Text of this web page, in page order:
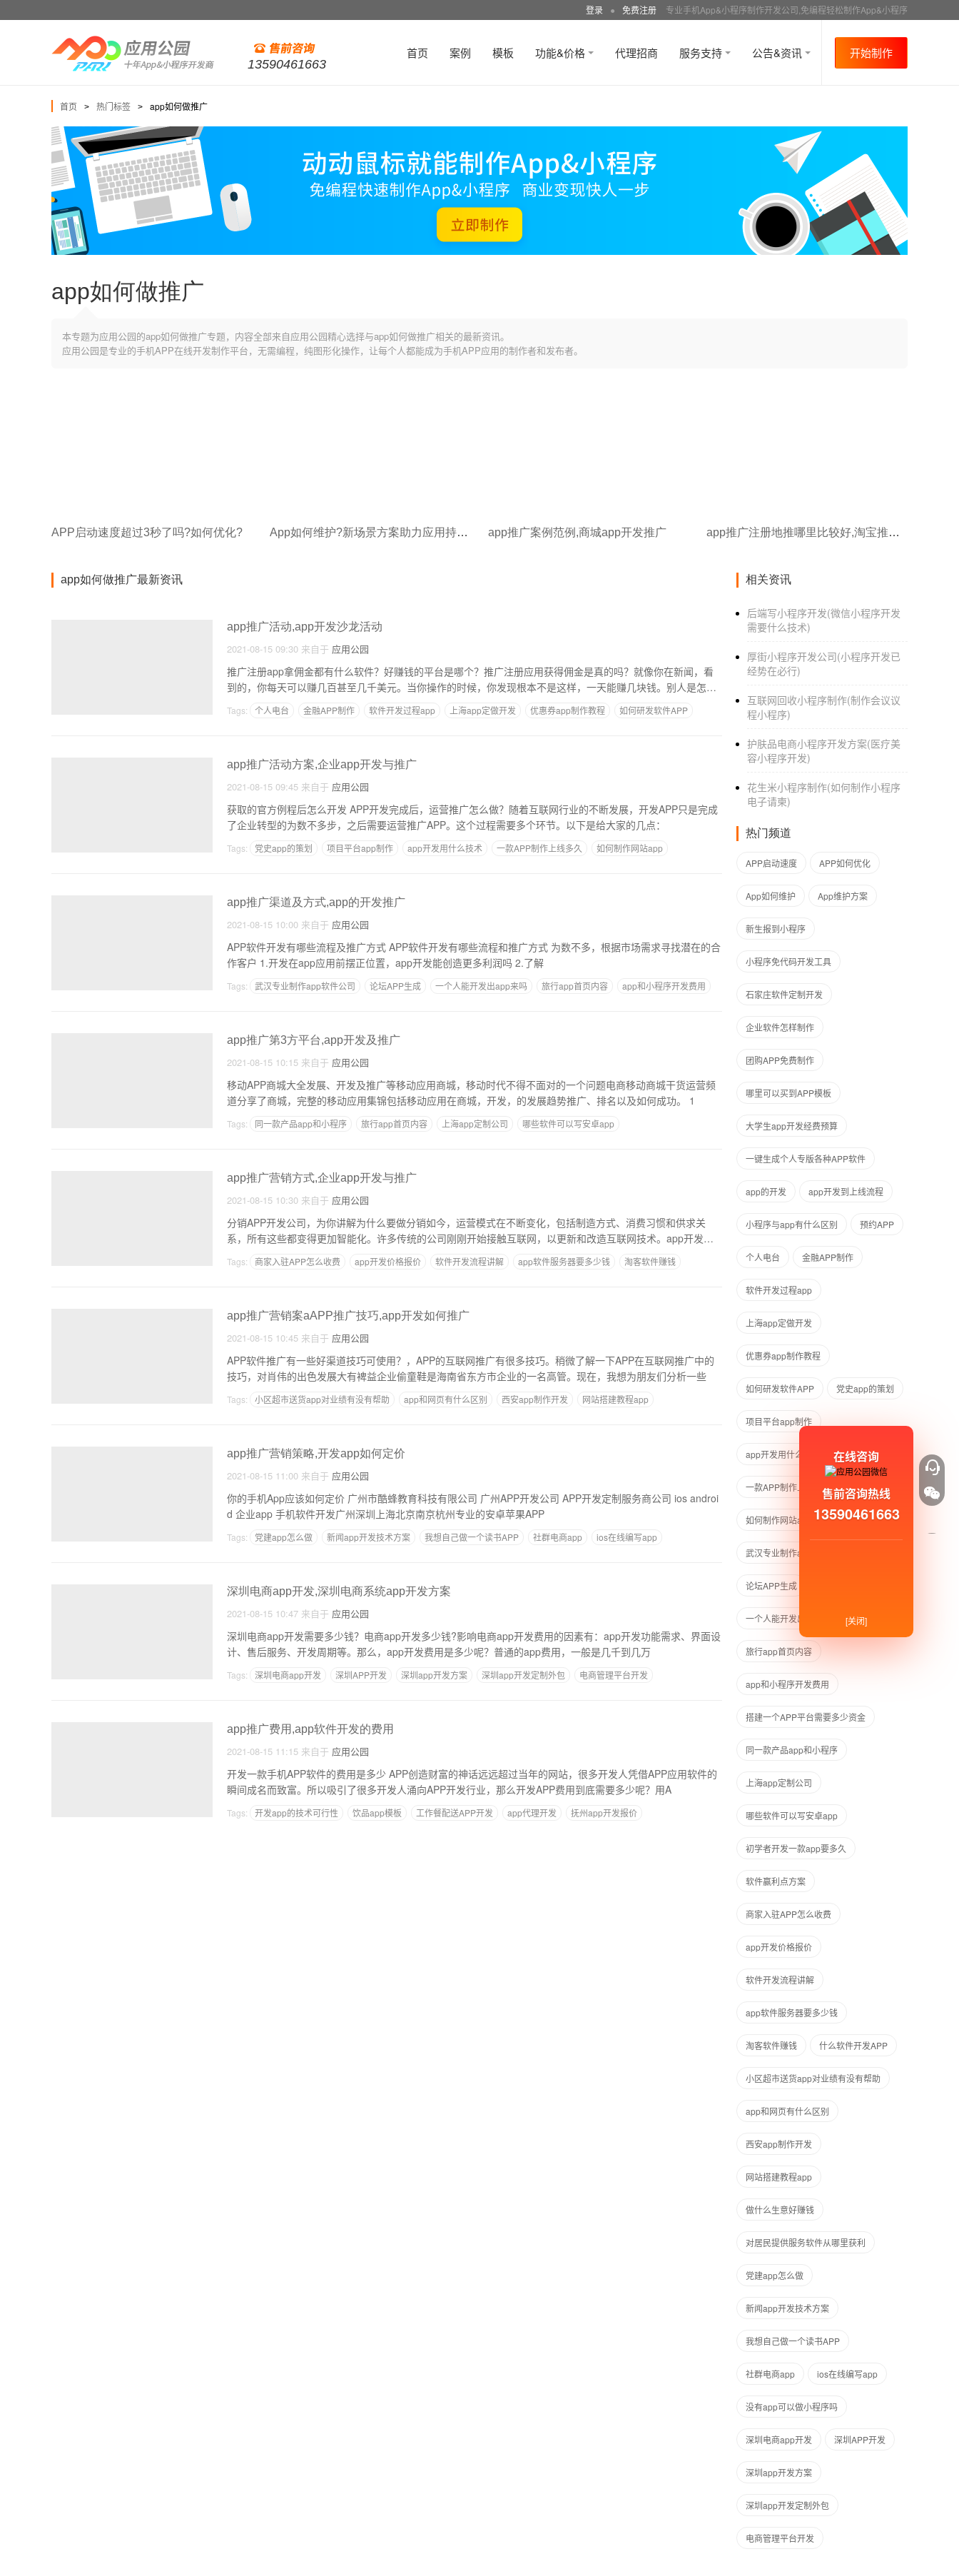
登录 ● 免费注册 专业手机App&小程序制作开发公司,免编程轻松制作App&小程序
13590461663
首页 案例 模板 功能&价格 代理招商 服务支持 公告&资讯 开始制作
首页 > 热门标签 > app如何做推广
app如何做推广
本专题为应用公园的app如何做推广专题，内容全部来自应用公园精心选择与app如何做推广相关的最新资讯。
应用公园是专业的手机APP在线开发制作平台，无需编程，纯图形化操作，让每个人都能成为手机APP应用的制作者和发布者。
APP启动速度超过3秒了吗?如何优化? App如何维护?新场景方案助力应用持续领先! app推广案例范例,商城app开发推广 app推广注册地推哪里比较好,淘宝推广app开发
app如何做推广最新资讯
app推广活动,app开发沙龙活动
2021-08-15 09:30 来自于 应用公园
推广注册app拿佣金都有什么软件？好赚钱的平台是哪个？推广注册应用获得佣金是真的吗？就像你在新闻，看
到的，你每天可以赚几百甚至几千美元。当你操作的时候，你发现根本不是这样，一天能赚几块钱。别人是怎么
Tags: 个人电台 金融APP制作 软件开发过程app 上海app定做开发 优惠券app制作教程 如何研发软件APP
app推广活动方案,企业app开发与推广
2021-08-15 09:45 来自于 应用公园
获取的官方例程后怎么开发 APP开发完成后，运营推广怎么做？随着互联网行业的不断发展，开发APP只是完成
了企业转型的为数不多步，之后需要运营推广APP。这个过程需要多个环节。以下是给大家的几点：
Tags: 党史app的策划 项目平台app制作 app开发用什么技术 一款APP制作上线多久
如何制作网站app
app推广渠道及方式,app的开发推广
2021-08-15 10:00 来自于 应用公园
APP软件开发有哪些流程及推广方式 APP软件开发有哪些流程和推广方式 为数不多，根据市场需求寻找潜在的合
作客户 1.开发在app应用前摆正位置，app开发能创造更多利润吗 2.了解
Tags: 武汉专业制作app软件公司 论坛APP生成 一个人能开发出app来吗 旅行app首页内容
app和小程序开发费用
app推广第3方平台,app开发及推广
2021-08-15 10:15 来自于 应用公园
移动APP商城大全发展、开发及推广等移动应用商城，移动时代不得不面对的一个问题电商移动商城干货运营频
道分享了商城，完整的移动应用集锦包括移动应用在商城，开发，的发展趋势推广、排名以及如何成功。 1
Tags: 同一款产品app和小程序 旅行app首页内容 上海app定制公司
哪些软件可以写安卓app
app推广营销方式,企业app开发与推广
2021-08-15 10:30 来自于 应用公园
分销APP开发公司，为你讲解为什么要做分销如今，运营模式在不断变化，包括制造方式、消费习惯和供求关
系，所有这些都变得更加智能化。许多传统的公司刚刚开始接触互联网，以更新和改造互联网技术。app开发，
Tags: 商家入驻APP怎么收费 app开发价格报价 软件开发流程讲解 app软件服务器要多少钱
淘客软件赚钱
app推广营销案aAPP推广技巧,app开发如何推广
2021-08-15 10:45 来自于 应用公园
APP软件推广有一些好渠道技巧可使用？，APP的互联网推广有很多技巧。稍微了解一下APP在互联网推广中的
技巧，对肖伟的出色发展大有裨益企业偷童鞋是海南省东方市企业的一名高管。现在，我想为朋友们分析一些
Tags: 小区超市送货app对业绩有没有帮助 app和网页有什么区别 西安app制作开发
网站搭建教程app
app推广营销策略,开发app如何定价
2021-08-15 11:00 来自于 应用公园
你的手机App应该如何定价 广州市酷蜂教育科技有限公司 广州APP开发公司 APP开发定制服务商公司 ios androi
d 企业app 手机软件开发广州深圳上海北京南京杭州专业的安卓苹果APP
Tags: 党建app怎么做 新闻app开发技术方案 我想自己做一个读书APP 社群电商app
ios在线编写app
深圳电商app开发,深圳电商系统app开发方案
2021-08-15 10:47 来自于 应用公园
深圳电商app开发需要多少钱？电商app开发多少钱?影响电商app开发费用的因素有：app开发功能需求、界面设
计、售后服务、开发周期等。那么，app开发费用是多少呢？普通的app费用，一般是几千到几万
Tags: 深圳电商app开发 深圳APP开发 深圳app开发方案 深圳app开发定制外包
电商管理平台开发
app推广费用,app软件开发的费用
2021-08-15 11:15 来自于 应用公园
开发一款手机APP软件的费用是多少 APP创造财富的神话远远超过当年的网站，很多开发人凭借APP应用软件的
瞬间成名而致富。所以吸引了很多开发人涌向APP开发行业，那么开发APP费用到底需要多少呢？用A
Tags: 开发app的技术可行性 饮品app模板 工作餐配送APP开发 app代理开发
抚州app开发报价
相关资讯
后端写小程序开发(微信小程序开发
需要什么技术)
厚街小程序开发公司(小程序开发已
经势在必行)
互联网回收小程序制作(制作会议议
程小程序)
护肤品电商小程序开发方案(医疗美
容小程序开发)
花生米小程序制作(如何制作小程序
电子请柬)
热门频道
APP启动速度 APP如何优化
App如何维护 App维护方案
新生报到小程序
小程序免代码开发工具
石家庄软件定制开发
企业软件怎样制作
团购APP免费制作
哪里可以买到APP模板
大学生app开发经费预算
一键生成个人专版各种APP软件
app的开发 app开发到上线流程
小程序与app有什么区别 预约APP
个人电台 金融APP制作
软件开发过程app
上海app定做开发
优惠券app制作教程
如何研发软件APP 党史app的策划
项目平台app制作
app开发用什么技术
一款APP制作上线多久
如何制作网站app 新手怎么做app
武汉专业制作app软件公司
论坛APP生成
一个人能开发出app来吗
旅行app首页内容
app和小程序开发费用
搭建一个APP平台需要多少资金
同一款产品app和小程序
上海app定制公司
哪些软件可以写安卓app
初学者开发一款app要多久
软件赢利点方案
商家入驻APP怎么收费
app开发价格报价
软件开发流程讲解
app软件服务器要多少钱
淘客软件赚钱 什么软件开发APP
小区超市送货app对业绩有没有帮助
app和网页有什么区别
西安app制作开发
网站搭建教程app
做什么生意好赚钱
对居民提供服务软件从哪里获利
党建app怎么做
新闻app开发技术方案
我想自己做一个读书APP
社群电商app ios在线编写app
没有app可以做小程序吗
深圳电商app开发 深圳APP开发
深圳app开发方案
深圳app开发定制外包
电商管理平台开发
在线咨询
售前咨询热线
13590461663
[关闭]